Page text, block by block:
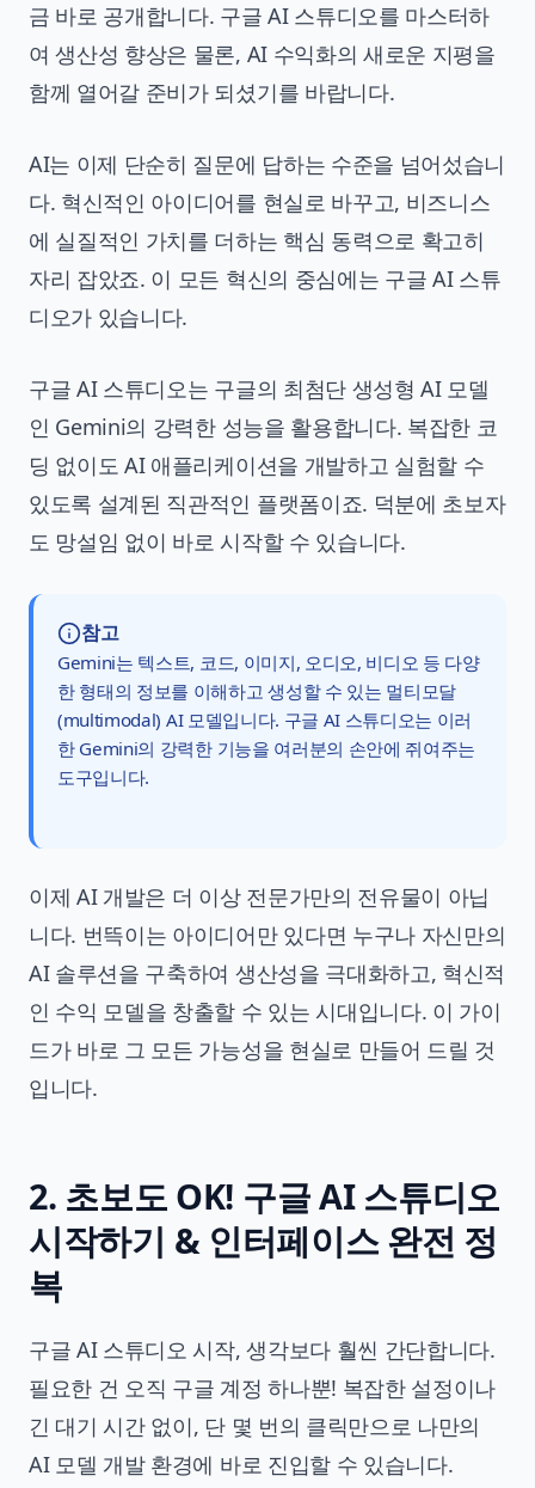
금 바로 공개합니다. 구글 AI 스튜디오를 마스터하
여 생산성 향상은 물론, AI 수익화의 새로운 지평을
함께 열어갈 준비가 되셨기를 바랍니다.
AI는 이제 단순히 질문에 답하는 수준을 넘어섰습니
다. 혁신적인 아이디어를 현실로 바꾸고, 비즈니스
에 실질적인 가치를 더하는 핵심 동력으로 확고히
자리 잡았죠. 이 모든 혁신의 중심에는 구글 AI 스튜
디오가 있습니다.
구글 AI 스튜디오는 구글의 최첨단 생성형 AI 모델
인 Gemini의 강력한 성능을 활용합니다. 복잡한 코
딩 없이도 AI 애플리케이션을 개발하고 실험할 수
있도록 설계된 직관적인 플랫폼이죠. 덕분에 초보자
도 망설임 없이 바로 시작할 수 있습니다.
참고
Gemini는 텍스트, 코드, 이미지, 오디오, 비디오 등 다양
한 형태의 정보를 이해하고 생성할 수 있는 멀티모달
(multimodal) AI 모델입니다. 구글 AI 스튜디오는 이러
한 Gemini의 강력한 기능을 여러분의 손안에 쥐여주는
도구입니다.
이제 AI 개발은 더 이상 전문가만의 전유물이 아닙
니다. 번뜩이는 아이디어만 있다면 누구나 자신만의
AI 솔루션을 구축하여 생산성을 극대화하고, 혁신적
인 수익 모델을 창출할 수 있는 시대입니다. 이 가이
드가 바로 그 모든 가능성을 현실로 만들어 드릴 것
입니다.
2. 초보도 OK! 구글 AI 스튜디오
시작하기 & 인터페이스 완전 정
복
구글 AI 스튜디오 시작, 생각보다 훨씬 간단합니다.
필요한 건 오직 구글 계정 하나뿐! 복잡한 설정이나
긴 대기 시간 없이, 단 몇 번의 클릭만으로 나만의
AI 모델 개발 환경에 바로 진입할 수 있습니다.